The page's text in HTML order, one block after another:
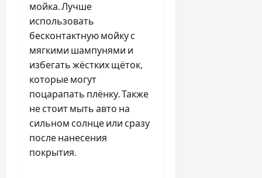
мойка. Лучше
использовать
бесконтактную мойку с
мягкими шампунями и
избегать жёстких щёток,
которые могут
поцарапать плёнку. Также
не стоит мыть авто на
сильном солнце или сразу
после нанесения
покрытия.